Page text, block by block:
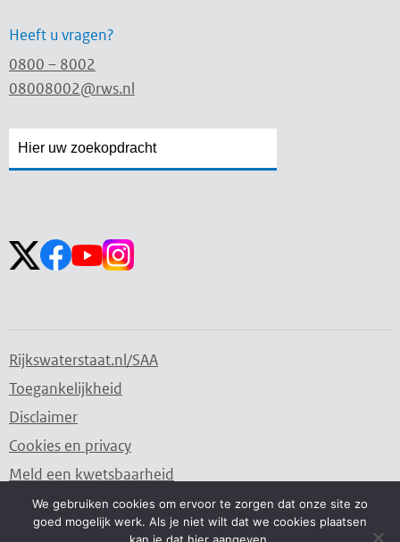
Heeft u vragen?
0800 – 8002
08008002@rws.nl
Rijkswaterstaat.nl/SAA
Toegankelijkheid
Disclaimer
Cookies en privacy
Meld een kwetsbaarheid
Water. Wegen. Werken. Rijkswaterstaat.
We gebruiken cookies om ervoor te zorgen dat onze site zo
goed mogelijk werk. Als je niet wilt dat we cookies plaatsen